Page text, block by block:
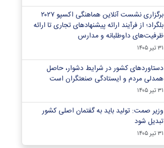
برگزاری نشست آنلاین هماهنگی اکسپو ۲۰۲۷
بلگراد؛ از فرآیند ارائه پیشنهادهای تجاری تا ارائه
ظرفیت‌های داوطلبانه و مدارس
۳۱ تیر ۱۴۰۵
دستاوردهای کشور در شرایط دشوار، حاصل
همدلی مردم و ایستادگی صنعتگران است
۳۱ تیر ۱۴۰۵
وزیر صمت: تولید باید به گفتمان اصلی کشور
تبدیل شود
۳۱ تیر ۱۴۰۵